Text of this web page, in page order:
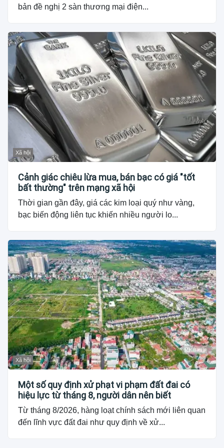
bản đề nghị 2 sàn thương mại điện...
Xã hội
Cảnh giác chiêu lừa mua, bán bạc có giá "tốt
bất thường" trên mạng xã hội
Thời gian gần đây, giá các kim loại quý như vàng,
bạc biến động liên tục khiến nhiều người lo...
Xã hội
Một số quy định xử phạt vi phạm đất đai có
hiệu lực từ tháng 8, người dân nên biết
Từ tháng 8/2026, hàng loạt chính sách mới liên quan
đến lĩnh vực đất đai như quy định về xử...